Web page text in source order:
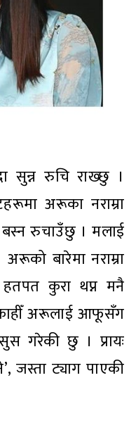
सुन्न रुचि राख्छु ।
अरूका नराम्रा
बस्न रुचाउँछु । मलाई
बारेमा नराम्रा
कुरा थप्न मनै
अरूलाई आफूसँग
गरेकी छु । प्रायः
जस्ता ट्याग पाएकी